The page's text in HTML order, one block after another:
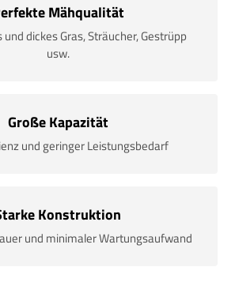
Mähqualität
dickes Gras, Sträucher, Gestrüpp
usw.
Große Kapazität
und geringer Leistungsbedarf
Konstruktion
und minimaler Wartungsaufwand